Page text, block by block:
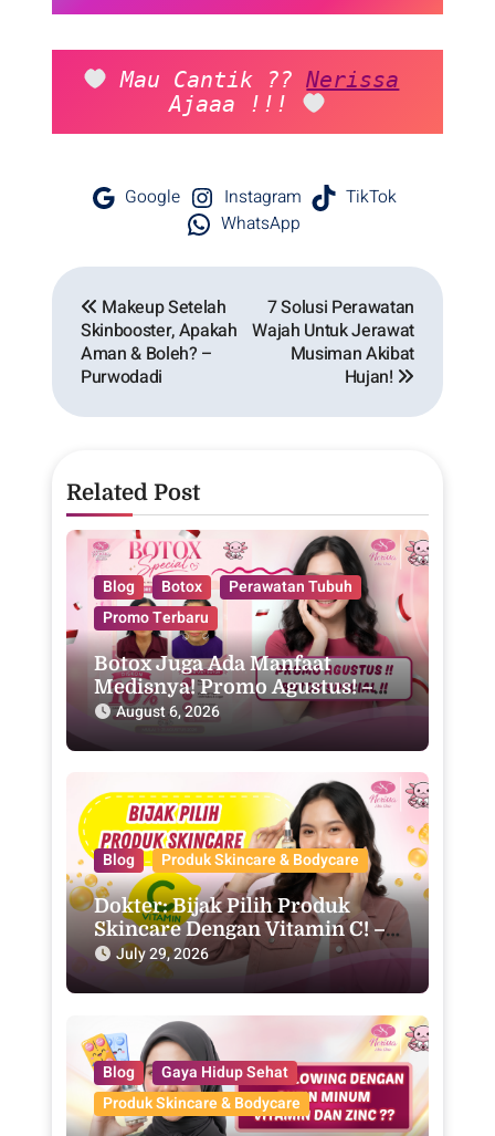
Mau Cantik ?? Nerissa
Ajaaa !!!
Google Instagram
TikTok
WhatsApp
Makeup Setelah
Skinbooster, Apakah
Aman & Boleh? –
Purwodadi
7 Solusi Perawatan
Wajah Untuk Jerawat
Musiman Akibat
Hujan!
Related Post
Blog Botox
Perawatan Tubuh
Promo Terbaru
Botox Juga Ada Manfaat
Medisnya! Promo Agustus! –
Purwodadi
August 6, 2026
Blog Produk Skincare & Bodycare
Dokter: Bijak Pilih Produk
Skincare Dengan Vitamin C! –
Purwodadi
July 29, 2026
Blog
Gaya Hidup Sehat
Produk Skincare & Bodycare